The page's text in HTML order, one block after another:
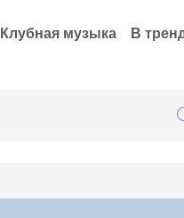
Клубная музыка В